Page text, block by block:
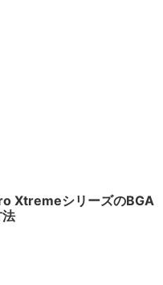
XtremeシリーズのBGA